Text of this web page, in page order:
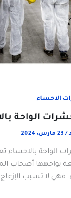
الاحساء
الواحة
/ 23 مارس، 2024
الواحة بالاحساء
يواجهها أصحاب
فهي لا تسبب